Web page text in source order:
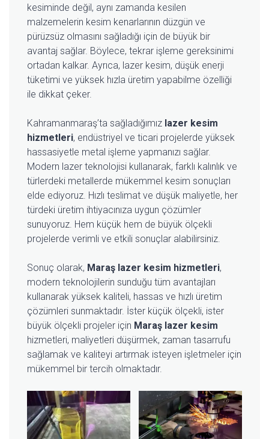
kesiminde değil, aynı zamanda kesilen
malzemelerin kesim kenarlarının düzgün ve
pürüzsüz olmasını sağladığı için de büyük bir
avantaj sağlar. Böylece, tekrar işleme gereksinimi
ortadan kalkar. Ayrıca, lazer kesim, düşük enerji
tüketimi ve yüksek hızla üretim yapabilme özelliği
ile dikkat çeker.
Kahramanmaraş’ta sağladığımız lazer kesim
hizmetleri, endüstriyel ve ticari projelerde yüksek
hassasiyetle metal işleme yapmanızı sağlar.
Modern lazer teknolojisi kullanarak, farklı kalınlık ve
türlerdeki metallerde mükemmel kesim sonuçları
elde ediyoruz. Hızlı teslimat ve düşük maliyetle, her
türdeki üretim ihtiyacınıza uygun çözümler
sunuyoruz. Hem küçük hem de büyük ölçekli
projelerde verimli ve etkili sonuçlar alabilirsiniz.
Sonuç olarak, Maraş lazer kesim hizmetleri,
modern teknolojilerin sunduğu tüm avantajları
kullanarak yüksek kaliteli, hassas ve hızlı üretim
çözümleri sunmaktadır. İster küçük ölçekli, ister
büyük ölçekli projeler için Maraş lazer kesim
hizmetleri, maliyetleri düşürmek, zaman tasarrufu
sağlamak ve kaliteyi artırmak isteyen işletmeler için
mükemmel bir tercih olmaktadır.